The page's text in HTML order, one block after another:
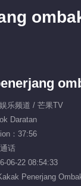
乐频道 / 芒果TV
Daratan
：37:56
话
06-22 08:54:33
Penerjang